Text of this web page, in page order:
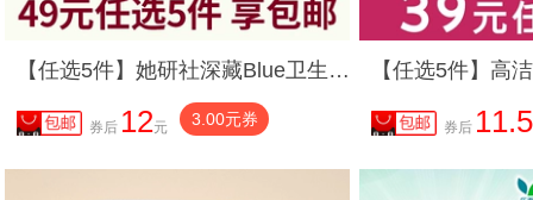
【任选5件】她研社深藏Blue卫生巾安睡裤防漏姨妈巾干爽不粘透气
券后 12元 3.00元券 券后